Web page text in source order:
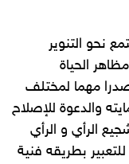
نحو التنوير
الحياة
مهما لمختلف
والدعوة للإصلاح
الرأي و الرأي
بطريقه فنية